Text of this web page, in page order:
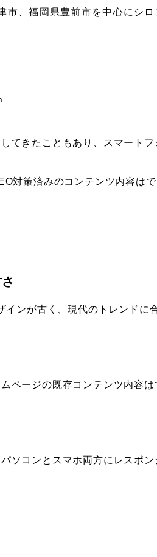
市、福岡県豊前市を中心にシ
てきたこともあり、スマート
対策済みのコンテンツ内容は
ンが古く、現代のトレンドに
ページの既存コンテンツ内容は
ソコンとスマホ両方にレスポン